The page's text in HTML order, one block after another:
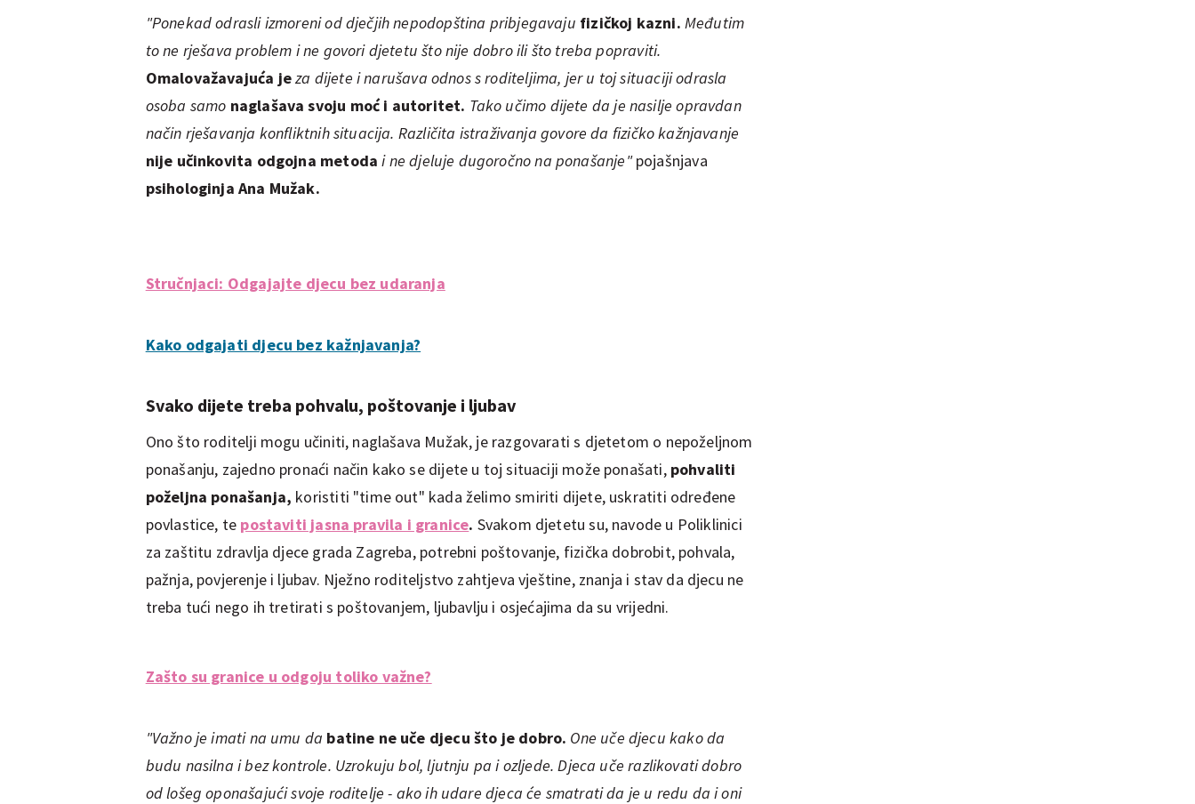
"Ponekad odrasli izmoreni od dječjih nepodopština pribjegavaju fizičkoj kazni. Međutim
to ne rješava problem i ne govori djetetu što nije dobro ili što treba popraviti.
Omalovažavajuća jeza dijete i narušava odnos s roditeljima, jer u toj situaciji odrasla
osoba samo naglašava svoju moć i autoritet. Tako učimo dijete da je nasilje opravdan
način rješavanja konfliktnih situacija. Različita istraživanja govore da fizičko kažnjavanje
nije učinkovita odgojna metoda i ne djeluje dugoročno na ponašanje"pojašnjava
psihologinja Ana Mužak.
Stručnjaci: Odgajajte djecu bez udaranja
Kako odgajati djecu bez kažnjavanja?
Svako dijete treba pohvalu, poštovanje i ljubav
Ono što roditelji mogu učiniti, naglašava Mužak, je razgovarati s djetetom o nepoželjnom
ponašanju, zajedno pronaći način kako se dijete u toj situaciji može ponašati, pohvaliti
poželjna ponašanja, koristiti "time out" kada želimo smiriti dijete, uskratiti određene
povlastice, te postaviti jasna pravila i granice. Svakom djetetu su, navode u Poliklinici
za zaštitu zdravlja djece grada Zagreba, potrebni poštovanje, fizička dobrobit, pohvala,
pažnja, povjerenje i ljubav. Nježno roditeljstvo zahtjeva vještine, znanja i stav da djecu ne
treba tući nego ih tretirati s poštovanjem, ljubavlju i osjećajima da su vrijedni.
Zašto su granice u odgoju toliko važne?
"Važno je imati na umu da batine ne uče djecu što je dobro. One uče djecu kako da
budu nasilna i bez kontrole. Uzrokuju bol, ljutnju pa i ozljede. Djeca uče razlikovati dobro
od lošeg oponašajući svoje roditelje - ako ih udare djeca će smatrati da je u redu da i oni